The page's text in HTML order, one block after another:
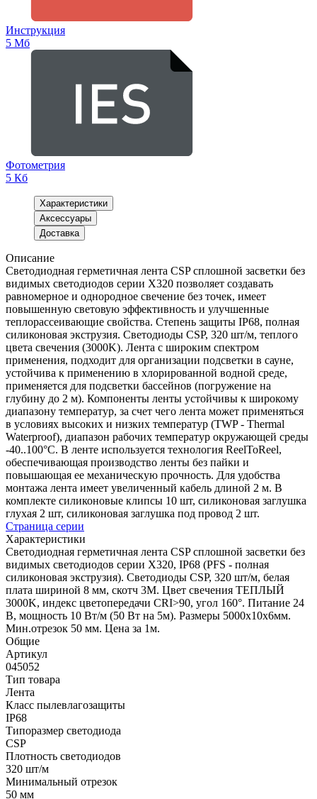
Инструкция
5 Мб
Фотометрия
5 Кб
Характеристики
Аксессуары
Доставка
Описание
Светодиодная герметичная лента CSP сплошной засветки без
видимых светодиодов серии X320 позволяет создавать
равномерное и однородное свечение без точек, имеет
повышенную световую эффективность и улучшенные
теплорассеивающие свойства. Степень защиты IP68, полная
силиконовая экструзия. Светодиоды CSP, 320 шт/м, теплого
цвета свечения (3000K). Лента с широким спектром
применения, подходит для организации подсветки в сауне,
устойчива к применению в хлорированной водной среде,
применяется для подсветки бассейнов (погружение на
глубину до 2 м). Компоненты ленты устойчивы к широкому
диапазону температур, за счет чего лента может применяться
в условиях высоких и низких температур (TWP - Thermal
Waterproof), диапазон рабочих температур окружающей среды
-40..100°C. В ленте используется технология ReelToReel,
обеспечивающая производство ленты без пайки и
повышающая ее механическую прочность. Для удобства
монтажа лента имеет увеличенный кабель длиной 2 м. В
комплекте силиконовые клипсы 10 шт, силиконовая заглушка
глухая 2 шт, силиконовая заглушка под провод 2 шт.
Страница серии
Характеристики
Светодиодная герметичная лента CSP сплошной засветки без
видимых светодиодов серии X320, IP68 (PFS - полная
силиконовая экструзия). Светодиоды CSP, 320 шт/м, белая
плата шириной 8 мм, скотч 3M. Цвет свечения ТЕПЛЫЙ
3000K, индекс цветопередачи CRI>90, угол 160°. Питание 24
В, мощность 10 Вт/м (50 Вт на 5м). Размеры 5000х10х6мм.
Мин.отрезок 50 мм. Цена за 1м.
Общие
Артикул
045052
Тип товара
Лента
Класс пылевлагозащиты
IP68
Типоразмер светодиода
CSP
Плотность светодиодов
320 шт/м
Минимальный отрезок
50 мм